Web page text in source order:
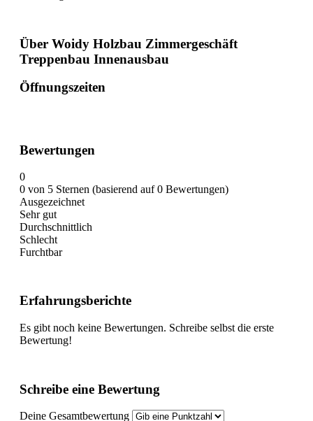
Über Woidy Holzbau Zimmergeschäft
Treppenbau Innenausbau
Öffnungszeiten
Bewertungen
0
0 von 5 Sternen (basierend auf 0 Bewertungen)
Ausgezeichnet
Sehr gut
Durchschnittlich
Schlecht
Furchtbar
Erfahrungsberichte
Es gibt noch keine Bewertungen. Schreibe selbst die erste
Bewertung!
Schreibe eine Bewertung
Deine Gesamtbewertung